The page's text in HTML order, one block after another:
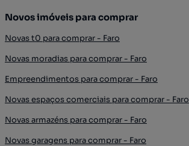
Novos imóveis para comprar
Novas t0 para comprar - Faro
Novas moradias para comprar - Faro
Empreendimentos para comprar - Faro
Novas espaços comerciais para comprar - Faro
Novas armazéns para comprar - Faro
Novas garagens para comprar - Faro